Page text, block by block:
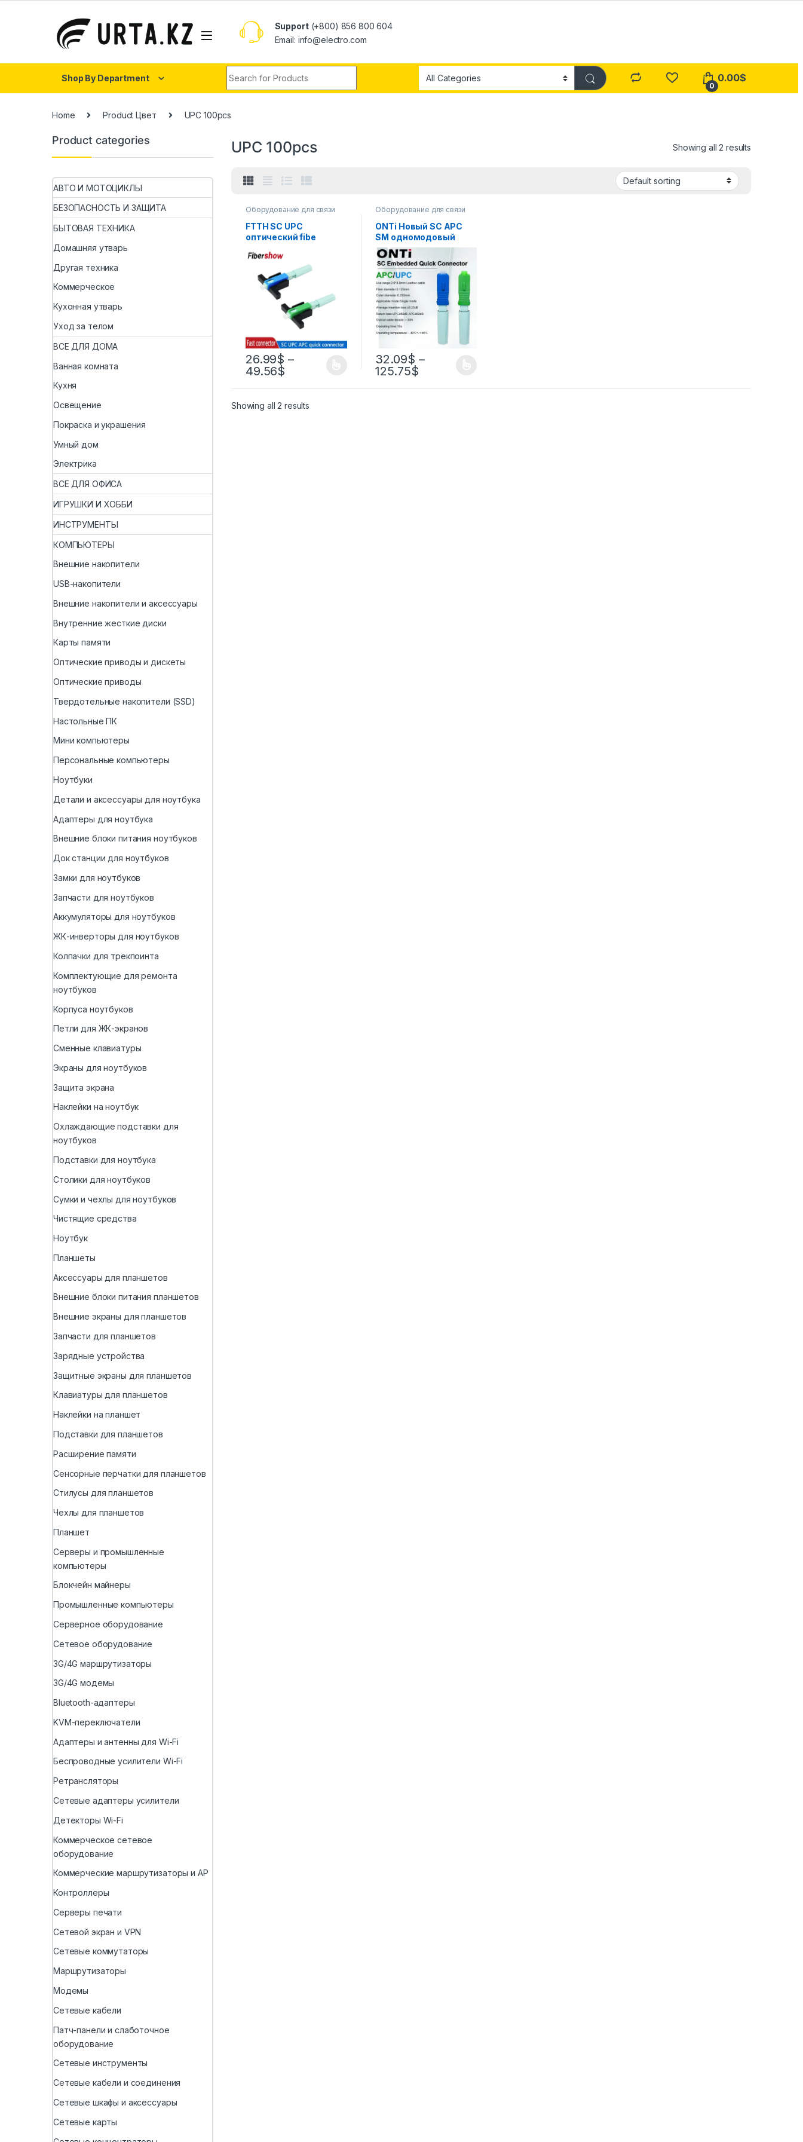
Support(+800) 856 800 604
Email: info@electro.com
Shop By Department
0
0.00$
Home Product Цвет UPC 100pcs
UPC 100pcs Showing all 2 results
Оборудование для связи
FTTH SC UPC
оптический fibe
SC FTTH волоконно-
оптический Быстрый
коннектор
Встроенный
высококачественный
26.99$ –
49.56$
Оборудование для связи
ONTi Новый SC APC
SM одномодовый
оптоволоконный
разъем FTTH Tool
Холодный разъем
Инструмент SC UPC
Волоконно-
оптический быстрый
разъем
32.09$ –
125.75$
Showing all 2 results
Product categories
АВТО И МОТОЦИКЛЫ
БЕЗОПАСНОСТЬ И ЗАЩИТА
БЫТОВАЯ ТЕХНИКА
Домашняя утварь
Другая техника
Коммерческое
Кухонная утварь
Уход за телом
ВСЕ ДЛЯ ДОМА
Ванная комната
Кухня
Освещение
Покраска и украшения
Умный дом
Электрика
ВСЕ ДЛЯ ОФИСА
ИГРУШКИ И ХОББИ
ИНСТРУМЕНТЫ
КОМПЬЮТЕРЫ
Внешние накопители
USB-накопители
Внешние накопители и аксессуары
Внутренние жесткие диски
Карты памяти
Оптические приводы и дискеты
Оптические приводы
Твердотельные накопители (SSD)
Настольные ПК
Мини компьютеры
Персональные компьютеры
Ноутбуки
Детали и аксессуары для ноутбука
Адаптеры для ноутбука
Внешние блоки питания ноутбуков
Док станции для ноутбуков
Замки для ноутбуков
Запчасти для ноутбуков
Аккумуляторы для ноутбуков
ЖК-инверторы для ноутбуков
Колпачки для трекпоинта
Комплектующие для ремонта
ноутбуков
Корпуса ноутбуков
Петли для ЖК-экранов
Сменные клавиатуры
Экраны для ноутбуков
Защита экрана
Наклейки на ноутбук
Охлаждающие подставки для
ноутбуков
Подставки для ноутбука
Столики для ноутбуков
Сумки и чехлы для ноутбуков
Чистящие средства
Ноутбук
Планшеты
Аксессуары для планшетов
Внешние блоки питания планшетов
Внешние экраны для планшетов
Запчасти для планшетов
Зарядные устройства
Защитные экраны для планшетов
Клавиатуры для планшетов
Наклейки на планшет
Подставки для планшетов
Расширение памяти
Сенсорные перчатки для планшетов
Стилусы для планшетов
Чехлы для планшетов
Планшет
Серверы и промышленные
компьютеры
Блокчейн майнеры
Промышленные компьютеры
Серверное оборудование
Сетевое оборудование
3G/4G маршрутизаторы
3G/4G модемы
Bluetooth-адаптеры
KVM-переключатели
Адаптеры и антенны для Wi-Fi
Беспроводные усилители Wi-Fi
Ретрансляторы
Сетевые адаптеры усилители
Детекторы Wi-Fi
Коммерческое сетевое
оборудование
Коммерческие маршрутизаторы и AP
Контроллеры
Серверы печати
Сетевой экран и VPN
Сетевые коммутаторы
Маршрутизаторы
Модемы
Сетевые кабели
Патч-панели и слаботочное
оборудование
Сетевые инструменты
Сетевые кабели и соединения
Сетевые шкафы и аксессуары
Сетевые карты